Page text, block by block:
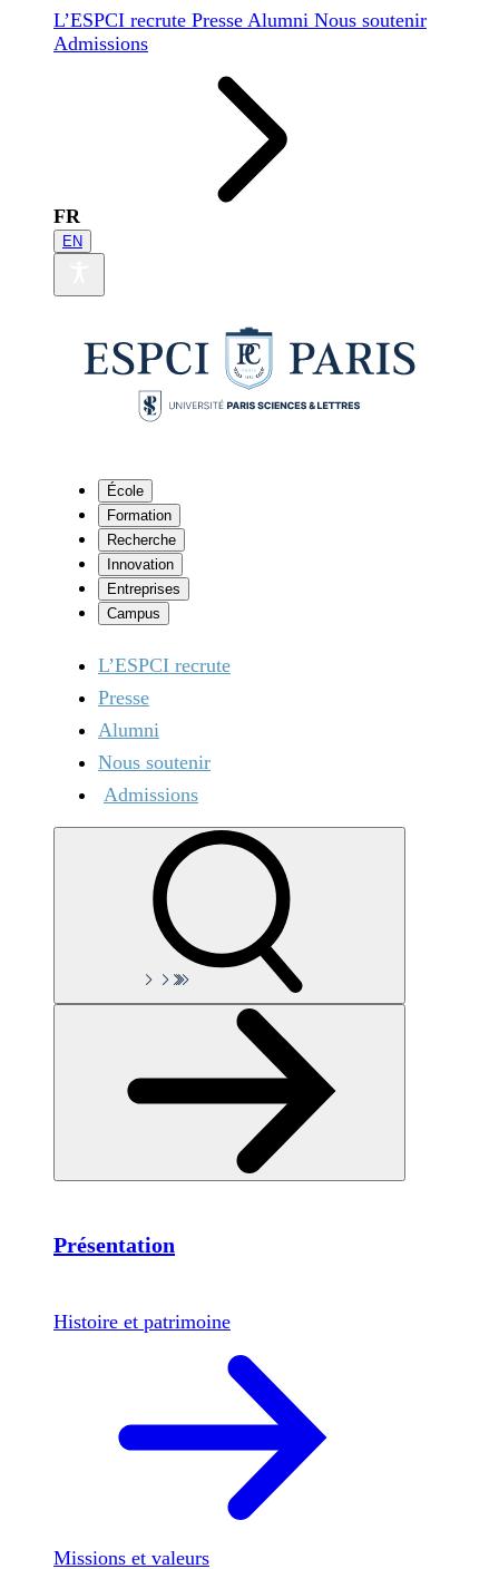
L’ESPCI recrute Presse Alumni Nous soutenir
Admissions
FR
EN
École
Formation
Recherche
Innovation
Entreprises
Campus
L’ESPCI recrute
Presse
Alumni
Nous soutenir
Admissions
Présentation
Histoire et patrimoine
Missions et valeurs